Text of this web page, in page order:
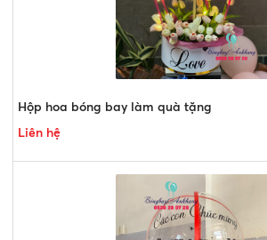
Hộp hoa bóng bay làm quà tặng
Liên hệ